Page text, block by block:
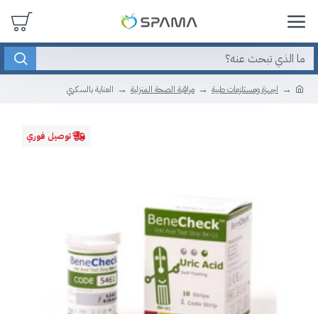
اجهزة ومستلزمات طبية مراقبة الصحة المنزلية العناية بالسكري
توصيل فوري